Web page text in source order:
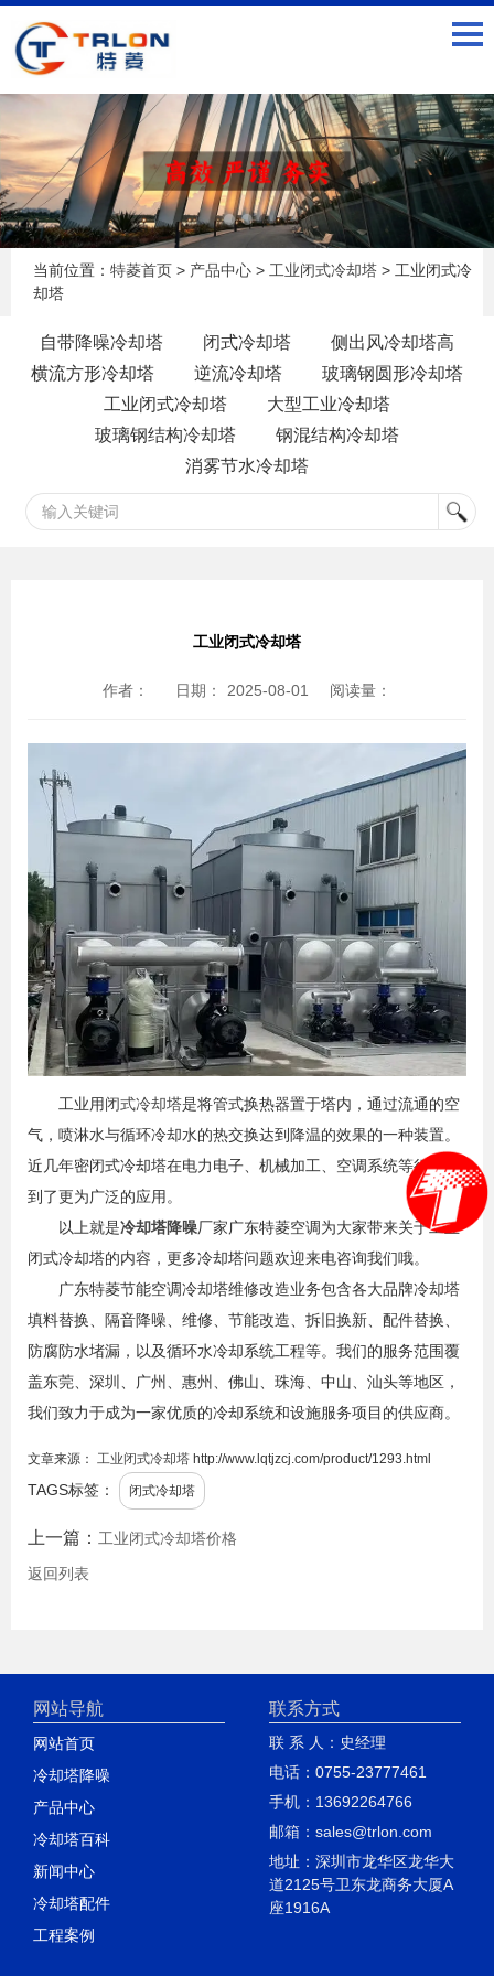
当前位置： 特菱首页 > 产品中心 > 工业闭式冷却塔 > 工业闭式冷
却塔
自带降噪冷却塔 闭式冷却塔
侧出风冷却塔高
横流方形冷却塔
逆流冷却塔
玻璃钢圆形冷却塔
工业闭式冷却塔
大型工业冷却塔
玻璃钢结构冷却塔
钢混结构冷却塔
消雾节水冷却塔
工业闭式冷却塔
作者： 日期： 2025-08-01 阅读量：
工业用闭式冷却塔是将管式换热器置于塔内，通过流通的空
气，喷淋水与循环冷却水的热交换达到降温的效果的一种装置。
近几年密闭式冷却塔在电力电子、机械加工、空调系统等行业得
到了更为广泛的应用。
以上就是冷却塔降噪厂家广东特菱空调为大家带来关于工业
闭式冷却塔的内容，更多冷却塔问题欢迎来电咨询我们哦。
广东特菱节能空调冷却塔维修改造业务包含各大品牌冷却塔
填料替换、隔音降噪、维修、节能改造、拆旧换新、配件替换、
防腐防水堵漏，以及循环水冷却系统工程等。我们的服务范围覆
盖东莞、深圳、广州、惠州、佛山、珠海、中山、汕头等地区，
我们致力于成为一家优质的冷却系统和设施服务项目的供应商。
文章来源： 工业闭式冷却塔 http://www.lqtjzcj.com/product/1293.html
TAGS标签： 闭式冷却塔
上一篇： 工业闭式冷却塔价格
返回列表
网站导航
网站首页
冷却塔降噪
产品中心
冷却塔百科
新闻中心
冷却塔配件
工程案例
联系方式
联 系 人：史经理
电话：0755-23777461
手机：13692264766
邮箱：sales@trlon.com
地址：深圳市龙华区龙华大
道2125号卫东龙商务大厦A
座1916A